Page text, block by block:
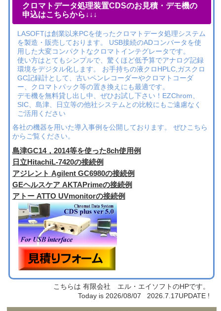
クロマトデータ処理装置CDSのお見積・デモ機の
申込はこちらから↓↓↓
LASOFTは創業以来PCを使ったクロマトデータ処理システム
を製造・販売しております。 USB接続のADコンバータを使
用した大変コンパクトなクロマトインテグレータです。
使い方はとてもシンプルで、驚くほど低予算でアナログ記録
環境をデジタル化します。 お手持ちの液クロHPLC,ガスクロ
GC記録計として、古いペンレコーダーやクロマトコーダ
ー、クロマトパック等の置き換えにも最適です。
デモ機を無料貸し出し中、ぜひお試し下さい！EZChrom、
SIC、島津、日立等の他社システムとの比較にもご遠慮なく
ご活用ください
各社の機器を用いた導入事例を公開しております。 ぜひこちら
からご覧ください。
島津GC14，2014等を使った8ch使用例
日立HitachiL-7420の接続例
アジレント Agilent GC6980の接続例
GEヘルスケア AKTAPrimeの接続例
アトー ATTO UVmonitorの接続例
こちらは 有限会社 エル・エイソフトのHPです。
Today is 2026/08/07 2026.7.17UPDATE !